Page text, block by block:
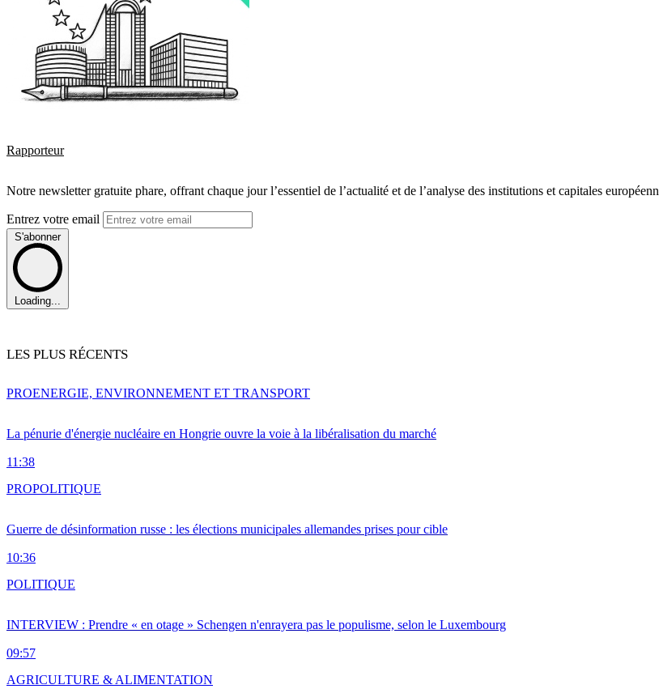
Rapporteur
Notre newsletter gratuite phare, offrant chaque jour l’essentiel de l’actualité et de l’analyse des institutions et capitales
Entrez votre email
S'abonner
Loading...
LES PLUS RÉCENTS
La pénurie d'énergie nucléaire en Hongrie ouvre la voie à la libéralisation du marché
11:38
PROENERGIE, ENVIRONNEMENT ET TRANSPORT
Guerre de désinformation russe : les élections municipales allemandes prises pour cible
10:36
PROPOLITIQUE
INTERVIEW : Prendre « en otage » Schengen n'enrayera pas le populisme, selon le Luxembourg
09:57
POLITIQUE
AGRICULTURE & ALIMENTATION